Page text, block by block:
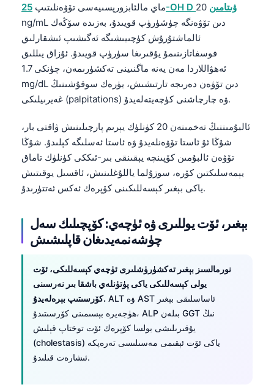
ماي مالئابزورپسىيەسى تۆۋەنلىتىپ 25-OH D ۋىتامىن 20
ng/mL دىن تۆۋەنگە چۈشۈرۈپ قويىدۇ، بەزىدە سۆڭەك
ئالماشتۇرۇش كۈچىيىشىگە ئەگىشىپ ئىشقارلىق
فوسفاتازىنىمۇ يۇقىرىغا سۈرۈپ قويىدۇ. ئۇزاق يىللىق
ئەھۋاللاردا مەن يەنە ماگنىينى تەكشۈرىمەن، چۈنكى 1.7
mg/dL دىن تۆۋەن دەرىجە تارتىشىش، يۈرەك سوقۇشىنىڭ
غەيرىيلىكى (palpitations) ۋە چارچاشنى كۈچەيتەلەيدۇ.
ئالبۇمىننىڭ تەخمىنەن 20 كۈنلۈك يېرىم پارچىلىنىش ۋاقتى بار،
شۇڭا ئۇ ئاستا تۆۋەنلەيدۇ ۋە ئاستا ئەسلىگە كېلىدۇ. شۇڭا
تۆۋەن ئالبۇمىن كۆپىنچە يېقىنقى بىر-ئىككى كۈنلۈك تاماق
يېمەسلىكتىن كۆرە، سوزۇلما ياللۇغلىنىش، ئاقسىل يوقىتىش
ياكى بېغىر كېسەللىكىنى كۆپرەك ئەكس ئەتتۈرىدۇ.
بېغىر، ئۆت يوللىرى ۋە ئۈچەي: كۆپچىلىك سەل
چۈشەنمەيدىغان قاپلىشىش
نورمالسىز بېغىر تەكشۈرۈشلىرى ئۈچەي كېسەللىكى، ئۆت
يولى كېسەللىكى ياكى پۈتۈنلەي باشقا بىر نەرسىنى
كۆرسىتىپ بېرەلەيدۇ. ALT ۋە AST ئاساسلىقى بېغىر
ھۈجەيرە بېسىمىنى كۆرسىتىدۇ، ALP بىلەن GGT نىڭ
يۇقىرىلىشى بولسا كۆپرەك ئۆت توختاپ قېلىش
(cholestasis) ياكى ئۆت ئېقىمى مەسىلىسى تەرەپكە
ئىشارەت قىلىدۇ.
অসমীয়া
Galego
Latviešu valoda
Македонски јазик
Euskara
Occitan
العربية المغربية
Монгол
ພາສາລາວ
Basa Jawa
Кыргызча
Татар теле
Беларуская мова
Esperanto
Frysk